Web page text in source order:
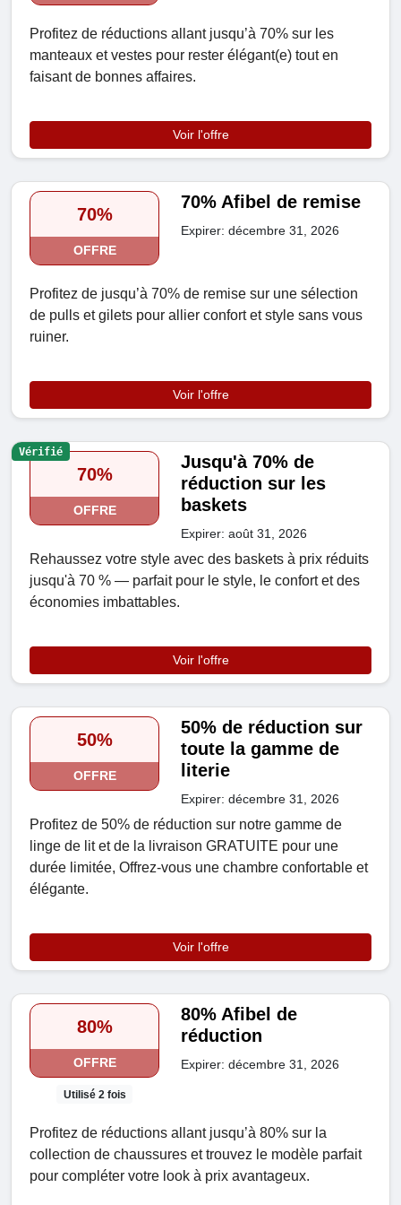
Profitez de réductions allant jusqu’à 70% sur les
manteaux et vestes pour rester élégant(e) tout en
faisant de bonnes affaires.
Voir l'offre
70%
OFFRE
70% Afibel de remise
Expirer: décembre 31, 2026
Profitez de jusqu’à 70% de remise sur une sélection
de pulls et gilets pour allier confort et style sans vous
ruiner.
Voir l'offre
70%
OFFRE
Jusqu'à 70% de
réduction sur les
baskets
Expirer: août 31, 2026
Rehaussez votre style avec des baskets à prix réduits
jusqu'à 70 % — parfait pour le style, le confort et des
économies imbattables.
Voir l'offre
Vérifié
50%
OFFRE
50% de réduction sur
toute la gamme de
literie
Expirer: décembre 31, 2026
Profitez de 50% de réduction sur notre gamme de
linge de lit et de la livraison GRATUITE pour une
durée limitée, Offrez-vous une chambre confortable et
élégante.
Voir l'offre
80%
OFFRE
Utilisé 2 fois
80% Afibel de
réduction
Expirer: décembre 31, 2026
Profitez de réductions allant jusqu’à 80% sur la
collection de chaussures et trouvez le modèle parfait
pour compléter votre look à prix avantageux.